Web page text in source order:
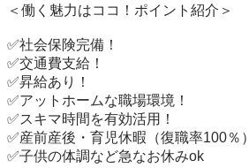
＜働く魅力はココ！ポイント紹介＞
✅社会保険完備！
✅交通費支給！
✅昇給あり！
✅アットホームな職場環境！
✅スキマ時間を有効活用！
✅産前産後・育児休暇（復職率100％）
✅子供の体調など急なお休みok